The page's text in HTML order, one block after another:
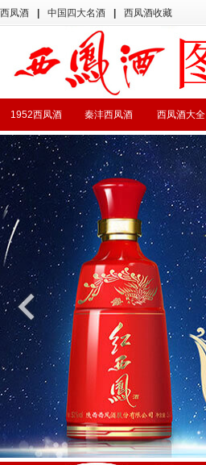
西凤酒 中国四大名酒 西凤酒收藏
西凤酒大全
秦沣西凤酒
1952西凤酒